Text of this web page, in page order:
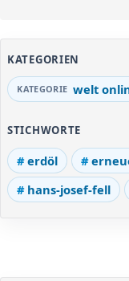
KATEGORIEN
welt
STICHWORTE
erdöl
hans-josef-fell